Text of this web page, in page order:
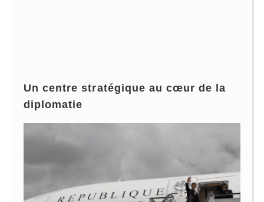
Un centre stratégique au cœur de la
diplomatie